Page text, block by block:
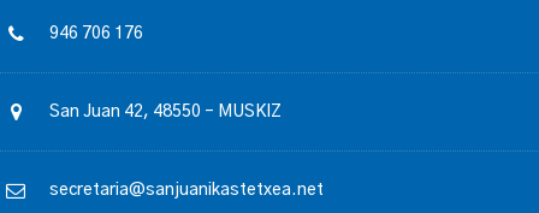
946 706 176
San Juan 42, 48550 – MUSKIZ
secretaria@sanjuanikastetxea.net